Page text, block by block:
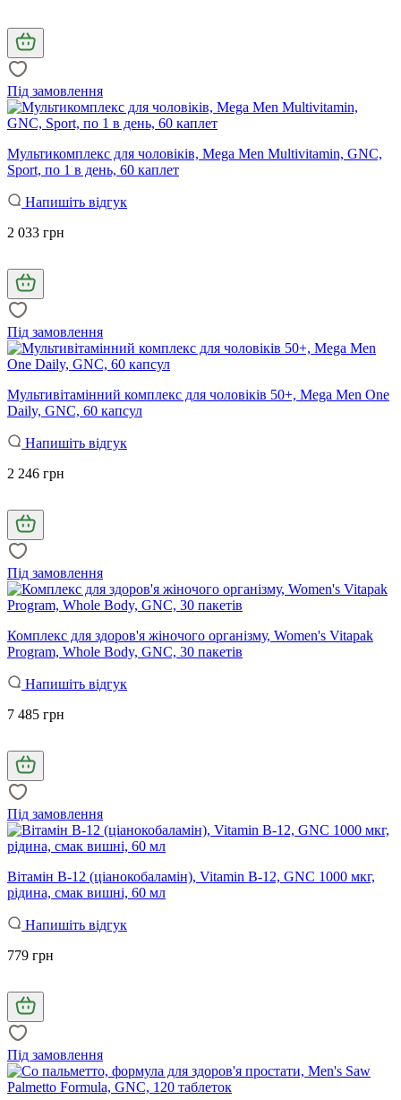
Під замовлення
Мультикомплекс для чоловіків, Mega Men Multivitamin, GNC,
Sport, по 1 в день, 60 каплет
Напишіть відгук
2 033 грн
Під замовлення
Мультивітамінний комплекс для чоловіків 50+, Mega Men One
Daily, GNC, 60 капсул
Напишіть відгук
2 246 грн
Під замовлення
Комплекс для здоров'я жіночого організму, Women's Vitapak
Program, Whole Body, GNC, 30 пакетів
Напишіть відгук
7 485 грн
Під замовлення
Вітамін В-12 (ціанокобаламін), Vitamin B-12, GNC 1000 мкг,
рідина, смак вишні, 60 мл
Напишіть відгук
779 грн
Під замовлення